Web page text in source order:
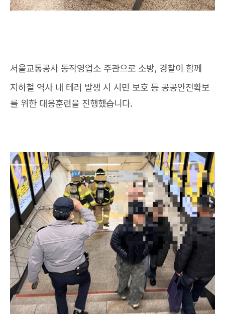
서울교통공사 동작영업소 주관으로 소방, 경찰이 함께
지하철 역사 내 테러 발생 시 시민 보호 등 공공안전확보
를 위한 대응훈련을 진행했습니다.